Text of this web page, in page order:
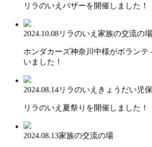
リラのいえバザーを開催しました！
2024.10.08リラのいえ 家族の交流の場
ホンダカーズ神奈川中様がボランテ
いました！
2024.08.14リラのいえ きょうだい児
リラのいえ夏祭りを開催しました！
2024.08.13家族の交流の場